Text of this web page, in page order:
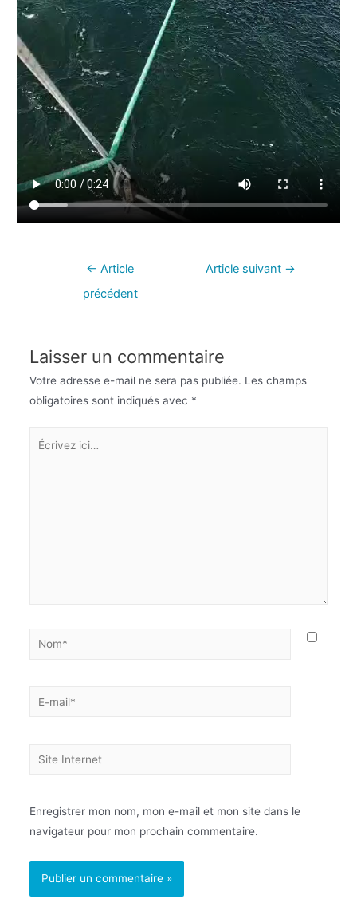
← Article
précédent
Article suivant →
Laisser un commentaire
Votre adresse e-mail ne sera pas publiée. Les champs
obligatoires sont indiqués avec *
Enregistrer mon nom, mon e-mail et mon site dans le
navigateur pour mon prochain commentaire.